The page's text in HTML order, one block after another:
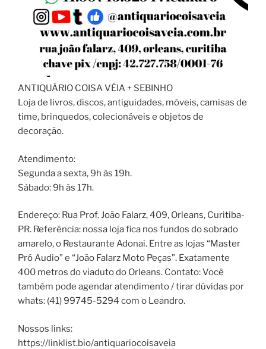
ANTIQUÁRIO COISA VÉIA + SEBINHO
Loja de livros, discos, antiguidades, móveis, camisas de
time, brinquedos, colecionáveis e objetos de
decoração.
Atendimento:
Segunda a sexta, 9h às 19h.
Sábado: 9h às 17h.
Endereço: Rua Prof. João Falarz, 409, Orleans, Curitiba-
PR. Referência: nossa loja fica nos fundos do sobrado
amarelo, o Restaurante Adonai. Entre as lojas “Master
Pró Audio” e “João Falarz Moto Peças”. Exatamente
400 metros do viaduto do Orleans. Contato: Você
também pode agendar atendimento / tirar dúvidas por
whats: (41) 99745-5294 com o Leandro.
Nossos links:
https://linklist.bio/antiquariocoisaveia